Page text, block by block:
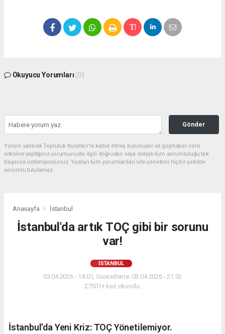
Okuyucu Yorumları (0)
Gönder
Yorum yazarak Topluluk Kuralları’nı kabul etmiş bulunuyor ve gophaber.com
sitesine yaptığınız yorumunuzla ilgili doğrudan veya dolaylı tüm sorumluluğu tek
başınıza üstleniyorsunuz. Yazılan tüm yorumlardan site yönetimi hiçbir şekilde
sorumlu tutulamaz.
Anasayfa İstanbul
İstanbul'da artık TOÇ gibi bir sorunu
var!
İSTANBUL
03.04.2026 - 14:01, Güncelleme: 03.04.2026 - 21:32
27501+ kez okundu.
İstanbul’da Yeni Kriz: TOÇ Yönetilemiyor.